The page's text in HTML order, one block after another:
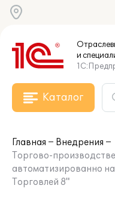
и
Каталог
Главная
Внедрения
Торгово-
автоматизированно
Торговлей 8"